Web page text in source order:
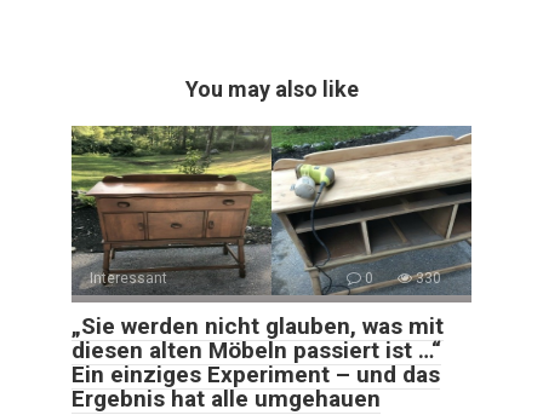
You may also like
Interessant 0 330
„Sie werden nicht glauben, was mit
diesen alten Möbeln passiert ist …“
Ein einziges Experiment – und das
Ergebnis hat alle umgehauen